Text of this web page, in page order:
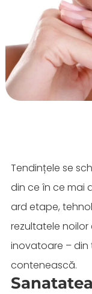
Tendințele se
din ce în ce mai
ard etape,
rezultatele
inovatoare – din
contenească.